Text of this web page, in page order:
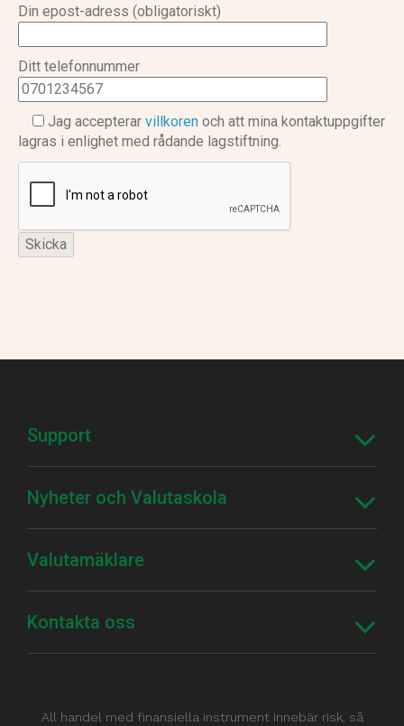
Din epost-adress (obligatoriskt)
Ditt telefonnummer
Jag accepterar villkoren och att mina kontaktuppgifter
lagras i enlighet med rådande lagstiftning.
Support
Nyheter och Valutaskola
Valutamäklare
Kontakta oss
All handel med finansiella instrument innebär risk, så